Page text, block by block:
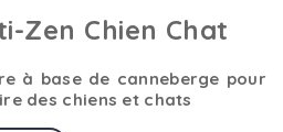
Zen Chien Chat
à base de canneberge pour
des chiens et chats